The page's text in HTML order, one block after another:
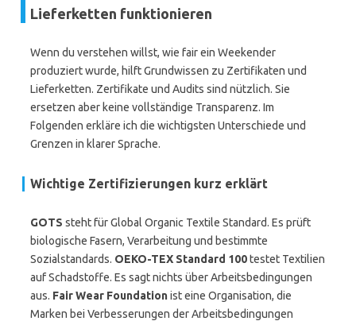
Lieferketten funktionieren
Wenn du verstehen willst, wie fair ein Weekender
produziert wurde, hilft Grundwissen zu Zertifikaten und
Lieferketten. Zertifikate und Audits sind nützlich. Sie
ersetzen aber keine vollständige Transparenz. Im
Folgenden erkläre ich die wichtigsten Unterschiede und
Grenzen in klarer Sprache.
Wichtige Zertifizierungen kurz erklärt
GOTS steht für Global Organic Textile Standard. Es prüft
biologische Fasern, Verarbeitung und bestimmte
Sozialstandards. OEKO-TEX Standard 100testet Textilien
auf Schadstoffe. Es sagt nichts über Arbeitsbedingungen
aus. Fair Wear Foundationist eine Organisation, die
Marken bei Verbesserungen der Arbeitsbedingungen